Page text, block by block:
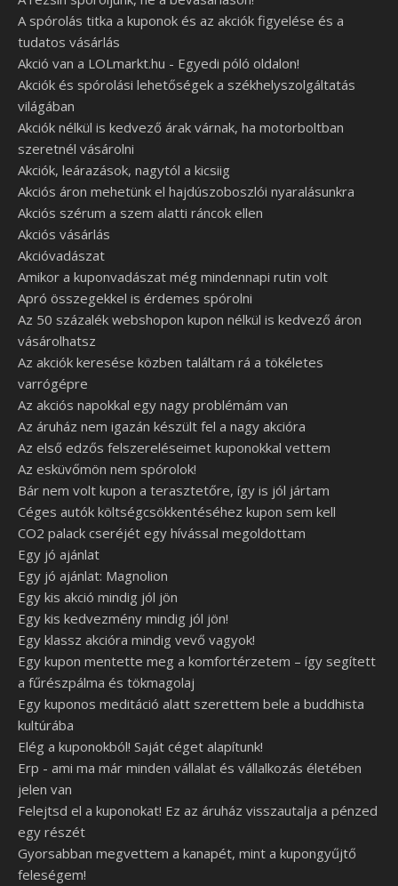
A spórolás titka a kuponok és az akciók figyelése és a
tudatos vásárlás
Akció van a LOLmarkt.hu - Egyedi póló oldalon!
Akciók és spórolási lehetőségek a székhelyszolgáltatás
világában
Akciók nélkül is kedvező árak várnak, ha motorboltban
szeretnél vásárolni
Akciók, leárazások, nagytól a kicsiig
Akciós áron mehetünk el hajdúszoboszlói nyaralásunkra
Akciós szérum a szem alatti ráncok ellen
Akciós vásárlás
Akcióvadászat
Amikor a kuponvadászat még mindennapi rutin volt
Apró összegekkel is érdemes spórolni
Az 50 százalék webshopon kupon nélkül is kedvező áron
vásárolhatsz
Az akciók keresése közben találtam rá a tökéletes
varrógépre
Az akciós napokkal egy nagy problémám van
Az áruház nem igazán készült fel a nagy akcióra
Az első edzős felszereléseimet kuponokkal vettem
Az esküvőmön nem spórolok!
Bár nem volt kupon a terasztetőre, így is jól jártam
Céges autók költségcsökkentéséhez kupon sem kell
CO2 palack cseréjét egy hívással megoldottam
Egy jó ajánlat
Egy jó ajánlat: Magnolion
Egy kis akció mindig jól jön
Egy kis kedvezmény mindig jól jön!
Egy klassz akcióra mindig vevő vagyok!
Egy kupon mentette meg a komfortérzetem – így segített
a fűrészpálma és tökmagolaj
Egy kuponos meditáció alatt szerettem bele a buddhista
kultúrába
Elég a kuponokból! Saját céget alapítunk!
Erp - ami ma már minden vállalat és vállalkozás életében
jelen van
Felejtsd el a kuponokat! Ez az áruház visszautalja a pénzed
egy részét
Gyorsabban megvettem a kanapét, mint a kupongyűjtő
feleségem!